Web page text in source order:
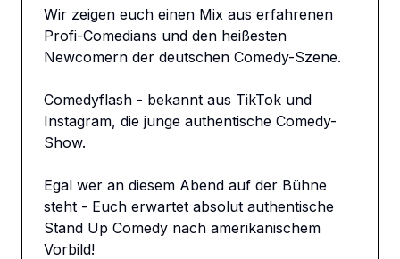
Wir zeigen euch einen Mix aus erfahrenen
Profi-Comedians und den heißesten
Newcomern der deutschen Comedy-Szene.
Comedyflash - bekannt aus TikTok und
Instagram, die junge authentische Comedy-
Show.
Egal wer an diesem Abend auf der Bühne
steht - Euch erwartet absolut authentische
Stand Up Comedy nach amerikanischem
Vorbild!